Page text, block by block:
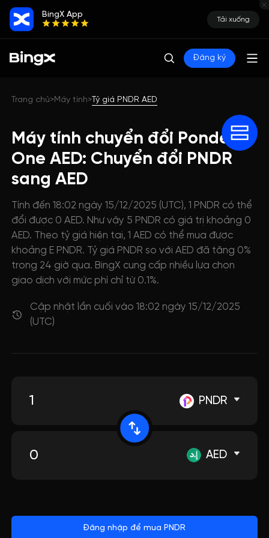
BingX App
Tải xuống
Đăng ký
Trang chủ>Máy tính>Tỷ giá PNDR AED
Máy tính chuyển đổi Ponder
One AED: Chuyển đổi PNDR
sang AED
Tính đến 18:02 ngày 15/12/2025 (UTC), 1 PNDR có thể
đổi được 0 AED. Như vậy 5 PNDR có giá trị khoảng 0
AED. Theo tỷ giá hiện tại, 1 AED có thể mua được
khoảng E PNDR. Tỷ giá PNDR so với AED đã tăng 0%
trong 24 giờ qua. BingX cung cấp nhiều lựa chọn
giao dịch với mức phí chỉ từ 0.1%.
Cập nhật lần cuối vào 18:02 ngày 15/12/2025
(UTC)
PNDR
AED
Đăng nhập để mua PNDR